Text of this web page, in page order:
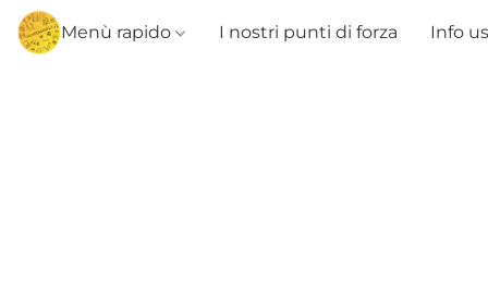
Menù rapido I nostri punti di forza Info